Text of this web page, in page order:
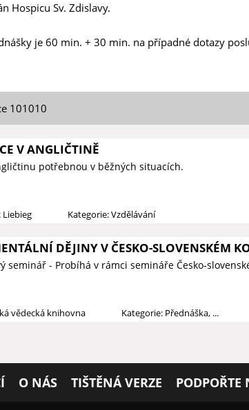
Hospicu Sv. Zdislavy.
je 60 min. + 30 min. na případné dotazy
101010
V ANGLIČTINĚ
potřebnou v běžných situacích.
Liebieg Kategorie: Vzdělávání
DĚJINY V ČESKO-SLOVENSKÉM
seminář - Probíhá v rámci semináře Česko-
vědecká knihovna Kategorie: Přednáška, ...
O NÁS TIŠTĚNÁ VERZE PODPOŘTE